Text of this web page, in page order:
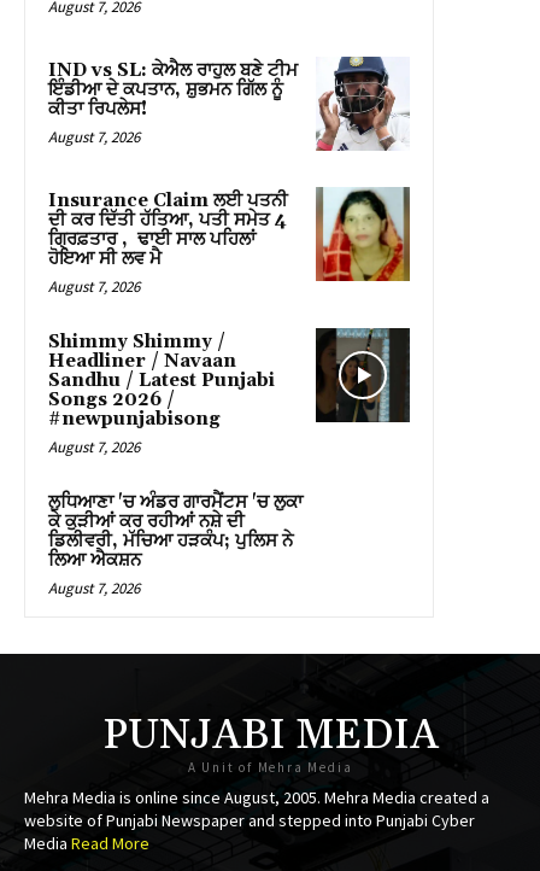
panel
panel
panel
panel
panel
panel
panel
panel
panel
satın al
August 7, 2026
IND vs SL: ਕੇਐਲ ਰਾਹੁਲ ਬਣੇ ਟੀਮ
ਇੰਡੀਆ ਦੇ ਕਪਤਾਨ, ਸ਼ੁਭਮਨ ਗਿੱਲ ਨੂੰ
ਕੀਤਾ ਰਿਪਲੇਸ!
August 7, 2026
Insurance Claim ਲਈ ਪਤਨੀ
ਦੀ ਕਰ ਦਿੱਤੀ ਹੱਤਿਆ, ਪਤੀ ਸਮੇਤ 4
ਗ੍ਰਿਫ਼ਤਾਰ , ਢਾਈ ਸਾਲ ਪਹਿਲਾਂ
ਹੋਇਆ ਸੀ ਲਵ ਮੈ
August 7, 2026
Shimmy Shimmy /
Headliner / Navaan
Sandhu / Latest Punjabi
Songs 2026 /
#newpunjabisong
August 7, 2026
ਲੁਧਿਆਣਾ 'ਚ ਅੰਡਰ ਗਾਰਮੈਂਟਸ 'ਚ ਲੁਕਾ
ਕੇ ਕੁੜੀਆਂ ਕਰ ਰਹੀਆਂ ਨਸ਼ੇ ਦੀ
ਡਿਲੀਵਰੀ, ਮੱਚਿਆ ਹੜਕੰਪ; ਪੁਲਿਸ ਨੇ
ਲਿਆ ਐਕਸ਼ਨ
August 7, 2026
PUNJABI MEDIA
A Unit of Mehra Media
Mehra Media is online since August, 2005. Mehra Media created a
website of Punjabi Newspaper and stepped into Punjabi Cyber
Media Read More